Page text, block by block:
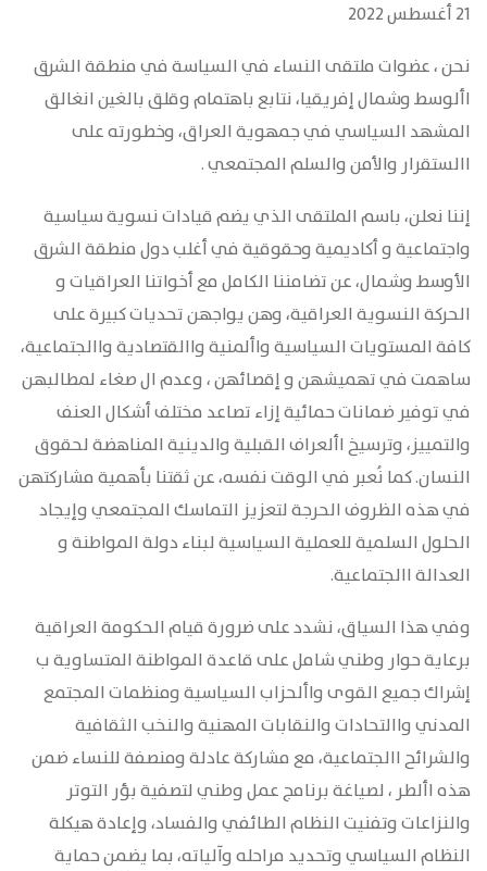
21 أغسطس 2022
نحن ، عضوات ملتقى النساء في السياسة في منطقة الشرق
األوسط وشمال إفريقيا، نتابع باهتمام وقلق بالغين انغالق
المشهد السياسي في جمهوية العراق، وخطورته على
االستقرار والأمن والسلم المجتمعي .
إننا نعلن، باسم الملتقى الذي يضم قيادات نسوية سياسية
واجتماعية و أكاديمية وحقوقية في أغلب دول منطقة الشرق
الأوسط وشمال، عن تضامننا الكامل مع أخواتنا العراقيات و
الحركة النسوية العراقية، وهن يواجهن تحديات كبيرة على
كافة المستويات السياسية واألمنية واالقتصادية واالجتماعية،
ساهمت في تهميشهن و إقصائهن ، وعدم ال صغاء لمطالبهن
في توفير ضمانات حمائية إزاء تصاعد مختلف أشكال العنف
والتمييز، وترسيخ األعراف القبلية والدينية المناهضة لحقوق
النسان. كما نُعبر في الوقت نفسه، عن ثقتنا بأهمية مشاركتهن
في هذه الظروف الحرجة لتعزيز التماسك المجتمعي وإيجاد
الحلول السلمية للعملية السياسية لبناء دولة المواطنة و
العدالة االجتماعية.
وفي هذا السياق، نشدد على ضرورة قيام الحكومة العراقية
برعاية حوار وطني شامل على قاعدة المواطنة المتساوية ب
إشراك جميع القوى واألحزاب السياسية ومنظمات المجتمع
المدني واالتحادات والنقابات المهنية والنخب الثقافية
والشرائح االجتماعية، مع مشاركة عادلة ومنصفة للنساء ضمن
هذه األطر ، لصياغة برنامج عمل وطني لتصفية بؤر التوتر
والنزاعات وتفنيت النظام الطائفي والفساد، وإعادة هيكلة
النظام السياسي وتحديد مراحله وآلياته، بما يضمن حماية